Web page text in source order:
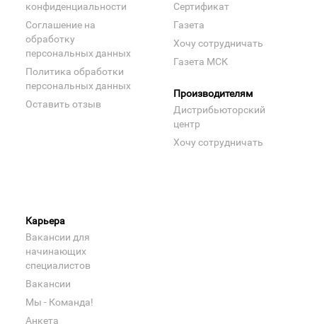
конфиденциальности
Соглашение на
обработку
персональных данных
Политика обработки
персональных данных
Оставить отзыв
Сертификат
Газета
Хочу сотрудничать
Газета МСК
Производителям
Дистрибьюторский
центр
Хочу сотрудничать
Карьера
Вакансии для
начинающих
специалистов
Вакансии
Мы - Команда!
Анкета